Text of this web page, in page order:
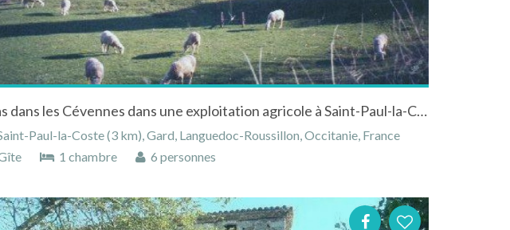
Mas dans les Cévennes dans une exploitation agricole à Saint-Paul-la-Coste dans le Gard
Paul-la-Coste (3 km), Gard, Languedoc-Roussillon, Occitanie, France
1 chambre 6 personnes